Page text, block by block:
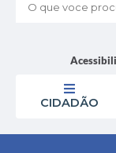
O que voce
CIDADÃO